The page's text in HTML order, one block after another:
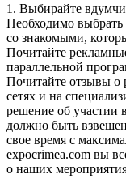
1. Выбирайте
Необходимо выбрать
со знакомыми,
Почитайте
параллельной
Почитайте отзывы о
сетях и на
решение об участии
должно быть
свое время с
expocrimea.com вы
о наших